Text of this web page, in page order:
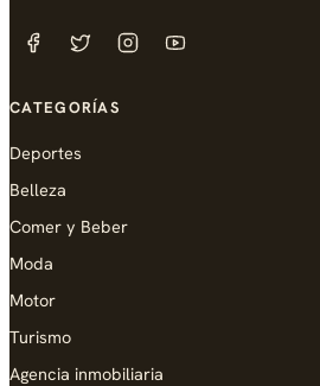
CATEGORÍAS
Deportes
Belleza
Comer y Beber
Moda
Motor
Turismo
Agencia inmobiliaria